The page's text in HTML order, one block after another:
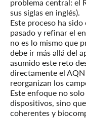
problema central: el
sus siglas en inglés).
Este proceso ha
pasado y refinar el
no es lo mismo que
debe ir más allá del
asumido este reto
directamente el
reorganizan los
Este enfoque no
dispositivos, sino
coherentes y